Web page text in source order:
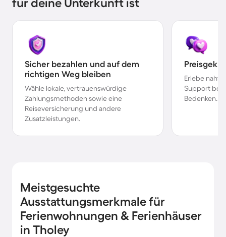
für deine Unterkunft ist
Sicher bezahlen und auf dem
richtigen Weg bleiben
Wähle lokale, vertrauenswürdige
Zahlungsmethoden sowie eine
Reiseversicherung und andere
Zusatzleistungen.
Erlebe
Support bei
Bedenken.
Meistgesuchte
Ausstattungsmerkmale für
Ferienwohnungen & Ferienhäuser
in Tholey